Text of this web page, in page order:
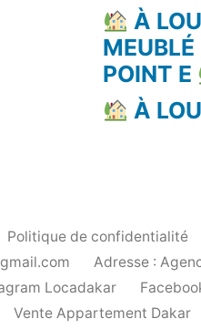
À
POINT E
À
Politique de confidentialité
Adresse :
Locadakar
Vente Appartement Dakar